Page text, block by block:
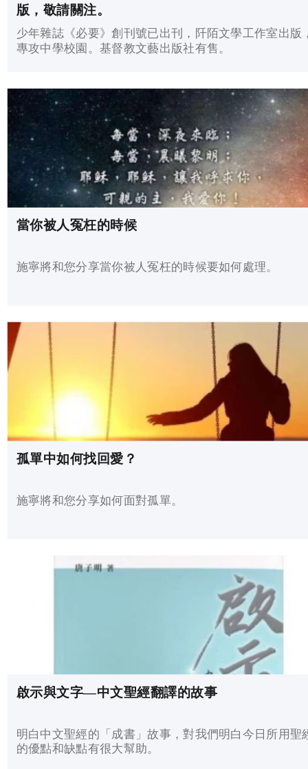
版，敬請關注。
少年雜誌《必要》創刊號已出刊，阡陌文學工作室出版
專攻中學校園。基督教文藝出版社有售。
當你被人冤枉的時候
施寧將和您分享當你被人冤枉的時候要如何處理。
孤單中如何找回愛？
施寧將和您分享如何面對孤單。
啟示與文字—中文聖經翻譯的故事
明白中文聖經的「成書」故事，對我們明白今日所用聖
的優點和缺點有很大幫助。